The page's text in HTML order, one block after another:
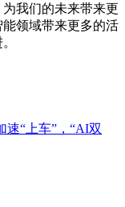
我们的未来带来更
领域带来更多的活
速“上车”，“AI双